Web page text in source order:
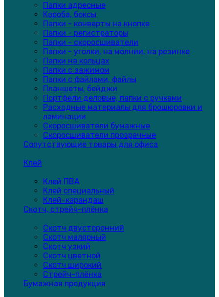
Папки адресные
Короба, боксы
Папки - конверты на кнопке
Папки - регистраторы
Папки - скоросшиватели
Папки - уголки, на молнии, на резинке
Папки на кольцах
Папки с зажимом
Папки с файлами, файлы
Планшеты, бейджи
Портфели деловые, папки с ручками
Расходные материалы для брошюровки и
ламинации
Скоросшиватели бумажные
Скоросшиватели прозрачные
Сопутствующие товары для офиса
Клей
Клей ПВА
Клей специальный
Клей-карандаш
Скотч, стрейч-плёнка
Скотч двусторонний
Скотч малярный
Скотч узкий
Скотч цветной
Скотч широкий
Стрейч-плёнка
Бумажная продукция